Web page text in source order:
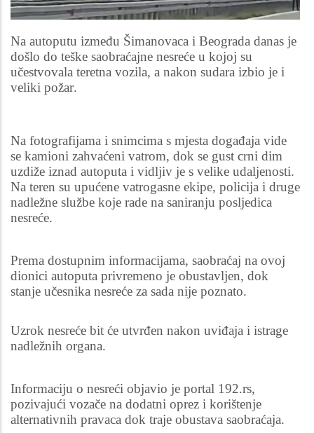
Na autoputu između Šimanovaca i Beograda danas je
došlo do teške saobraćajne nesreće u kojoj su
učestvovala teretna vozila, a nakon sudara izbio je i
veliki požar.
Na fotografijama i snimcima s mjesta događaja vide
se kamioni zahvaćeni vatrom, dok se gust crni dim
uzdiže iznad autoputa i vidljiv je s velike udaljenosti.
Na teren su upućene vatrogasne ekipe, policija i druge
nadležne službe koje rade na saniranju posljedica
nesreće.
Prema dostupnim informacijama, saobraćaj na ovoj
dionici autoputa privremeno je obustavljen, dok
stanje učesnika nesreće za sada nije poznato.
Uzrok nesreće bit će utvrđen nakon uviđaja i istrage
nadležnih organa.
Informaciju o nesreći objavio je portal 192.rs,
pozivajući vozače na dodatni oprez i korištenje
alternativnih pravaca dok traje obustava saobraćaja.